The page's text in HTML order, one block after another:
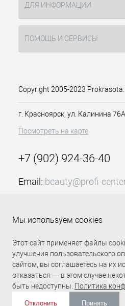
появления
признаки
ДЛЯ ИНФОРМАЦИИ
ПОМОЩЬ И СЕРВИСЫ
Copyright 2005-2023
г. Красноярск, ул. Калинина 76А
Посмотреть на карте
+7 (902) 924-36-40
Email: beauty@profi-
Прямая связь Profi Center
Мы используем cookies
Этот сайт применяет файлы
улучшения пользовательского
сайтом, вы соглашаетесь на их
отказаться — в этом случае
быть недоступны. Политика
Отклонить Принять